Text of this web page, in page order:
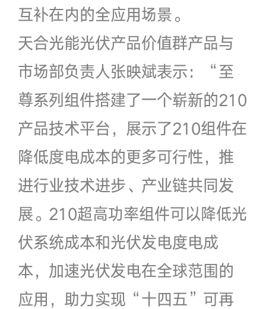
互补在内的全应用场景。
天合光能光伏产品价值群产品与
市场部负责人张映斌表示：“至
尊系列组件搭建了一个崭新的210
产品技术平台，展示了210组件在
降低度电成本的更多可行性，推
进行业技术进步、产业链共同发
展。210超高功率组件可以降低光
伏系统成本和光伏发电度电成
本，加速光伏发电在全球范围的
应用，助力实现“十四五”可再